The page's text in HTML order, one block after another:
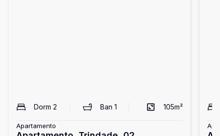
Dorm 2 Ban 1 105m²
Apartamento